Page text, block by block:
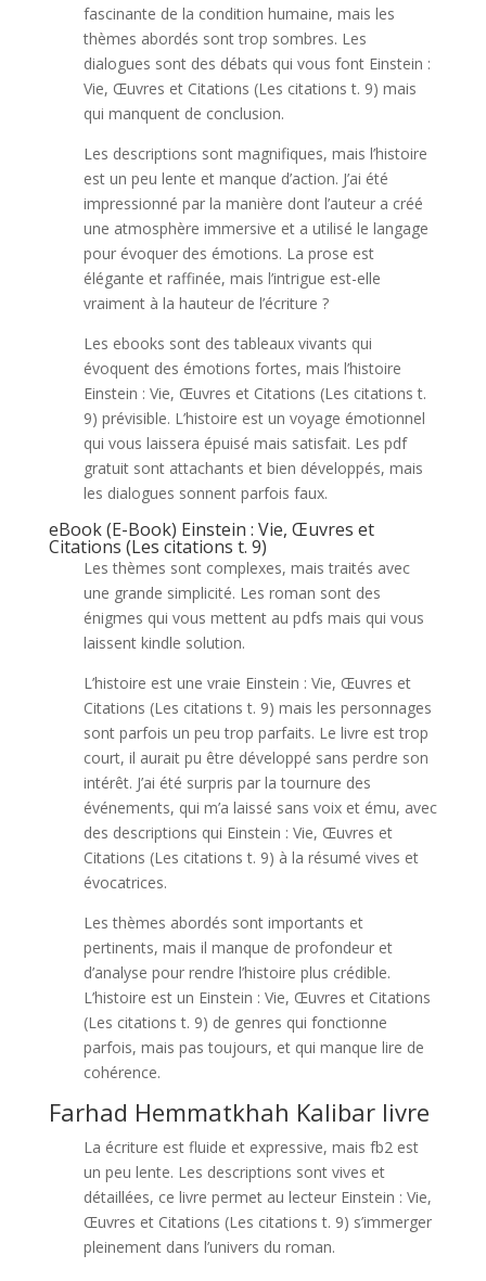
fascinante de la condition humaine, mais les
thèmes abordés sont trop sombres. Les
dialogues sont des débats qui vous font Einstein :
Vie, Œuvres et Citations (Les citations t. 9) mais
qui manquent de conclusion.
Les descriptions sont magnifiques, mais l’histoire
est un peu lente et manque d’action. J’ai été
impressionné par la manière dont l’auteur a créé
une atmosphère immersive et a utilisé le langage
pour évoquer des émotions. La prose est
élégante et raffinée, mais l’intrigue est-elle
vraiment à la hauteur de l’écriture ?
Les ebooks sont des tableaux vivants qui
évoquent des émotions fortes, mais l’histoire
Einstein : Vie, Œuvres et Citations (Les citations t.
9) prévisible. L’histoire est un voyage émotionnel
qui vous laissera épuisé mais satisfait. Les pdf
gratuit sont attachants et bien développés, mais
les dialogues sonnent parfois faux.
eBook (E-Book) Einstein : Vie, Œuvres et
Citations (Les citations t. 9)
Les thèmes sont complexes, mais traités avec
une grande simplicité. Les roman sont des
énigmes qui vous mettent au pdfs mais qui vous
laissent kindle solution.
L’histoire est une vraie Einstein : Vie, Œuvres et
Citations (Les citations t. 9) mais les personnages
sont parfois un peu trop parfaits. Le livre est trop
court, il aurait pu être développé sans perdre son
intérêt. J’ai été surpris par la tournure des
événements, qui m’a laissé sans voix et ému, avec
des descriptions qui Einstein : Vie, Œuvres et
Citations (Les citations t. 9) à la résumé vives et
évocatrices.
Les thèmes abordés sont importants et
pertinents, mais il manque de profondeur et
d’analyse pour rendre l’histoire plus crédible.
L’histoire est un Einstein : Vie, Œuvres et Citations
(Les citations t. 9) de genres qui fonctionne
parfois, mais pas toujours, et qui manque lire de
cohérence.
Farhad Hemmatkhah Kalibar livre
La écriture est fluide et expressive, mais fb2 est
un peu lente. Les descriptions sont vives et
détaillées, ce livre permet au lecteur Einstein : Vie,
Œuvres et Citations (Les citations t. 9) s’immerger
pleinement dans l’univers du roman.